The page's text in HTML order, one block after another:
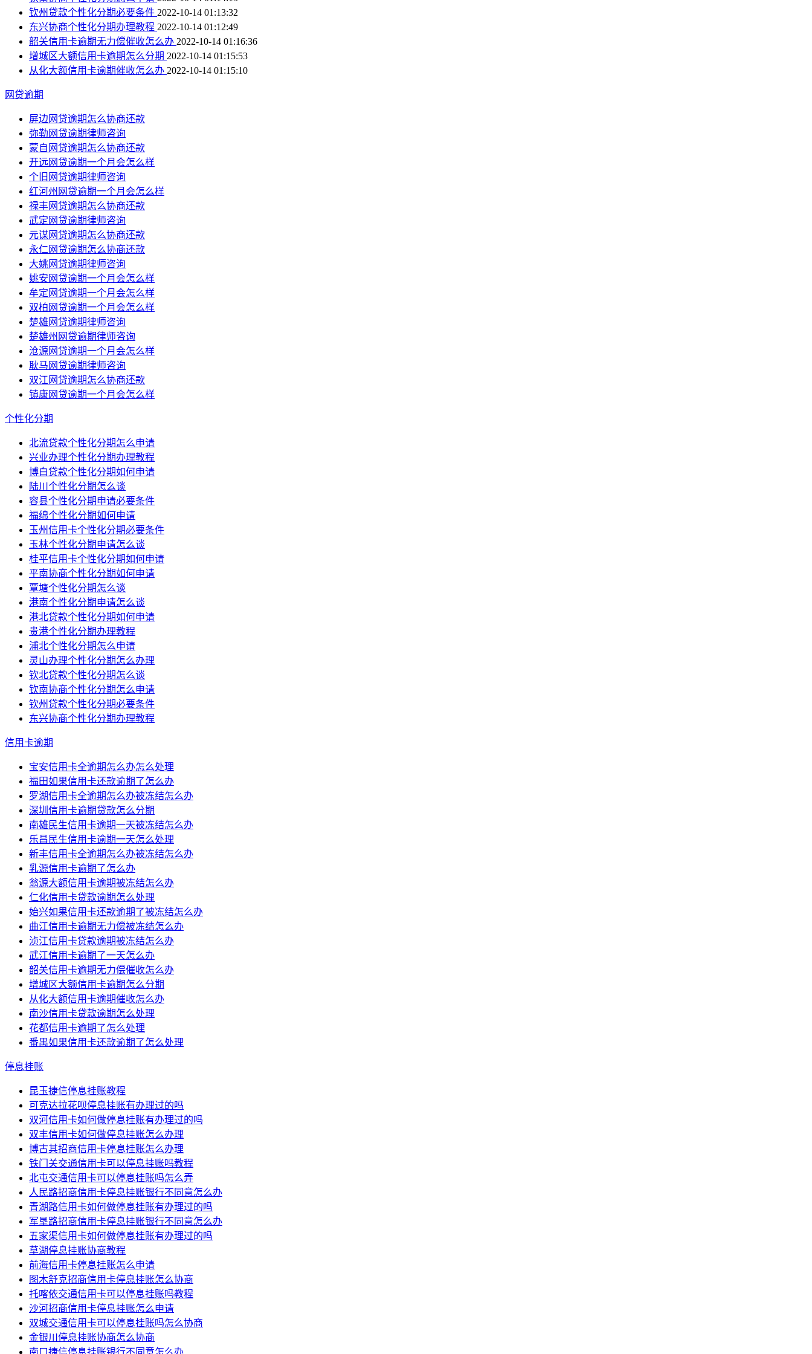
钦州贷款个性化分期必要条件 2022-10-14 01:13:32
东兴协商个性化分期办理教程 2022-10-14 01:12:49
韶关信用卡逾期无力偿催收怎么办 2022-10-14 01:16:36
增城区大额信用卡逾期怎么分期 2022-10-14 01:15:53
从化大额信用卡逾期催收怎么办 2022-10-14 01:15:10
网贷逾期
屏边网贷逾期怎么协商还款
弥勒网贷逾期律师咨询
蒙自网贷逾期怎么协商还款
开远网贷逾期一个月会怎么样
个旧网贷逾期律师咨询
红河州网贷逾期一个月会怎么样
禄丰网贷逾期怎么协商还款
武定网贷逾期律师咨询
元谋网贷逾期怎么协商还款
永仁网贷逾期怎么协商还款
大姚网贷逾期律师咨询
姚安网贷逾期一个月会怎么样
牟定网贷逾期一个月会怎么样
双柏网贷逾期一个月会怎么样
楚雄网贷逾期律师咨询
楚雄州网贷逾期律师咨询
沧源网贷逾期一个月会怎么样
耿马网贷逾期律师咨询
双江网贷逾期怎么协商还款
镇康网贷逾期一个月会怎么样
个性化分期
北流贷款个性化分期怎么申请
兴业办理个性化分期办理教程
博白贷款个性化分期如何申请
陆川个性化分期怎么谈
容县个性化分期申请必要条件
福绵个性化分期如何申请
玉州信用卡个性化分期必要条件
玉林个性化分期申请怎么谈
桂平信用卡个性化分期如何申请
平南协商个性化分期如何申请
覃塘个性化分期怎么谈
港南个性化分期申请怎么谈
港北贷款个性化分期如何申请
贵港个性化分期办理教程
浦北个性化分期怎么申请
灵山办理个性化分期怎么办理
钦北贷款个性化分期怎么谈
钦南协商个性化分期怎么申请
钦州贷款个性化分期必要条件
东兴协商个性化分期办理教程
信用卡逾期
宝安信用卡全逾期怎么办怎么处理
福田如果信用卡还款逾期了怎么办
罗湖信用卡全逾期怎么办被冻结怎么办
深圳信用卡逾期贷款怎么分期
南雄民生信用卡逾期一天被冻结怎么办
乐昌民生信用卡逾期一天怎么处理
新丰信用卡全逾期怎么办被冻结怎么办
乳源信用卡逾期了怎么办
翁源大额信用卡逾期被冻结怎么办
仁化信用卡贷款逾期怎么处理
始兴如果信用卡还款逾期了被冻结怎么办
曲江信用卡逾期无力偿被冻结怎么办
浈江信用卡贷款逾期被冻结怎么办
武江信用卡逾期了一天怎么办
韶关信用卡逾期无力偿催收怎么办
增城区大额信用卡逾期怎么分期
从化大额信用卡逾期催收怎么办
南沙信用卡贷款逾期怎么处理
花都信用卡逾期了怎么处理
番禺如果信用卡还款逾期了怎么处理
停息挂账
昆玉捷信停息挂账教程
可克达拉花呗停息挂账有办理过的吗
双河信用卡如何做停息挂账有办理过的吗
双丰信用卡如何做停息挂账怎么办理
博古其招商信用卡停息挂账怎么办理
铁门关交通信用卡可以停息挂账吗教程
北屯交通信用卡可以停息挂账吗怎么弄
人民路招商信用卡停息挂账银行不同意怎么办
青湖路信用卡如何做停息挂账有办理过的吗
军垦路招商信用卡停息挂账银行不同意怎么办
五家渠信用卡如何做停息挂账有办理过的吗
草湖停息挂账协商教程
前海信用卡停息挂账怎么申请
图木舒克招商信用卡停息挂账怎么协商
托喀依交通信用卡可以停息挂账吗教程
沙河招商信用卡停息挂账怎么申请
双城交通信用卡可以停息挂账吗怎么协商
金银川停息挂账协商怎么协商
南口捷信停息挂账银行不同意怎么办